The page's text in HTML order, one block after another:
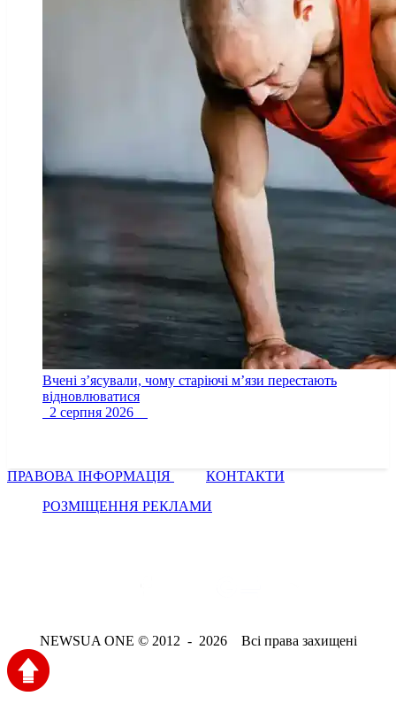
Вчені з’ясували, чому старіючі м’язи перестають
відновлюватися
2 серпня 2026
ПРАВОВА ІНФОРМАЦІЯ
КОНТАКТИ
РОЗМІЩЕННЯ РЕКЛАМИ
NEWSUA ONE © 2012 - 2026 Всі права захищені